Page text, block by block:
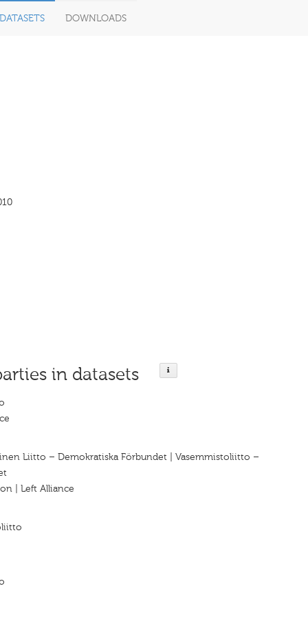
DATASETS DOWNLOADS
in datasets
Liitto – Demokratiska Förbundet | Vasemmistoliitto –
| Left Alliance